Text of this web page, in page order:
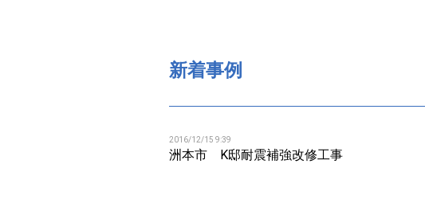
新着事例
2016/12/15 9:39
洲本市 K邸耐震補強改修工事